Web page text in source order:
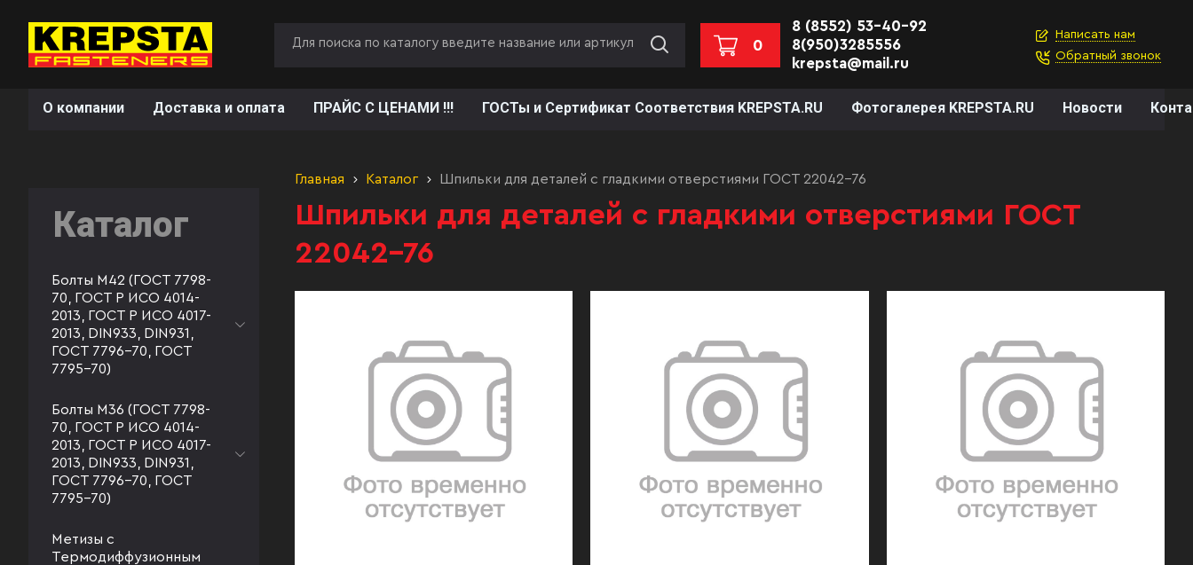
0
8 (8552) 53-40-92
8(950)3285556
krepsta@mail.ru
Написать нам
Обратный звонок
О компании Доставка и оплата ПРАЙС С ЦЕНАМИ !!! ГОСТы и Сертификат Соответствия KREPSTA.RU Фотогалерея KREPSTA.RU Новости
Каталог
Болты М42 (ГОСТ 7798-
70, ГОСТ Р ИСО 4014-
2013, ГОСТ Р ИСО 4017-
2013, DIN933, DIN931,
ГОСТ 7796-70, ГОСТ
7795-70)
Болты М36 (ГОСТ 7798-
70, ГОСТ Р ИСО 4014-
2013, ГОСТ Р ИСО 4017-
2013, DIN933, DIN931,
ГОСТ 7796-70, ГОСТ
7795-70)
Метизы с
Термодиффузионным
Главная Каталог Шпильки для деталей с гладкими отверстиями ГОСТ 22042-76
Шпильки для деталей с гладкими отверстиями ГОСТ
22042-76